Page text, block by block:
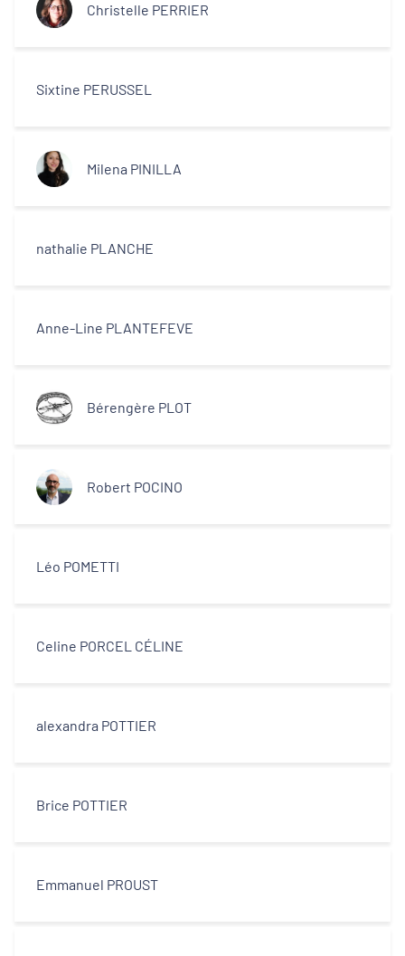
Christelle PERRIER
Sixtine PERUSSEL
Milena PINILLA
nathalie PLANCHE
Anne-Line PLANTEFEVE
Bérengère PLOT
Robert POCINO
Léo POMETTI
Celine PORCEL CÉLINE
alexandra POTTIER
Brice POTTIER
Emmanuel PROUST